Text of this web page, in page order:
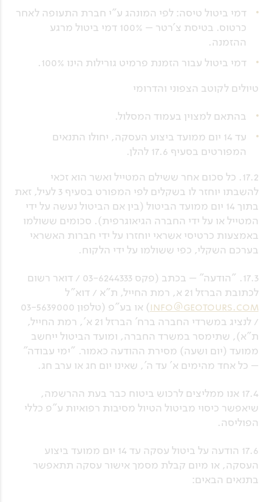
דמי ביטול טיסה: לפי המונהג ע"י חברת התעופה לאחר
כרטוס. בטיסת צ'רטר – 100% דמי ביטול מרגע
ההזמנה.
דמי ביטול עבור הזמנת פרמיט גורילות הינו 100%.
טיולים לקוטב הצפוני והדרומי
בהתאם למצוין בעמוד המסלול.
עד 14 יום ממועד ביצוע העסקה, יחולו התנאים
המפורטים בסעיף 17.6 להלן.
17.2. כל סכום אחר ששילם המטייל ואשר הוא זכאי
להשבתו יוחזר לו בשקלים לפי המפורט בסעיף 3 לעיל, זאת
בתוך 14 יום ממועד הביטול (בין אם הביטול נעשה על ידי
המטייל או על ידי החברה הגיאוגרפית). סכומים ששולמו
באמצעות כרטיסי אשראי יוחזרו על ידי חברות האשראי
בערכם השקלי, כפי ששולמו על ידי הלקוח.
17.3. "הודעה" – בכתב (פקס 03-6244333 / דואר רשום
לכתובת הברזל 21 א, רמת החייל, ת"א / דוא"ל
info@geotours.com
) או בע"פ (טלפון 03-5639000
/ לנציג במשרדי החברה ברח' הברזל 21 א', רמת החייל,
ת"א), שתימסר במשרד החברה, ומועד הביטול ייחשב
ממועד (יום ושעה) מסירת ההודעה כאמור. "ימי עבודה"
– כל אחד מהימים א' עד ה', שאינו יום חג או ערב חג.
17.4 אנו ממליצים לרכוש ביטוח כבר בעת ההרשמה,
שיאפשר כיסוי מביטול הטיול מסיבות רפואיות ע"פ כללי
הפוליסה.
17.6 הודעה על ביטול עסקה עד 14 יום ממועד ביצוע
העסקה, או מיום קבלת מסמך אישור עסקה תתאפשר
בתנאים הבאים: